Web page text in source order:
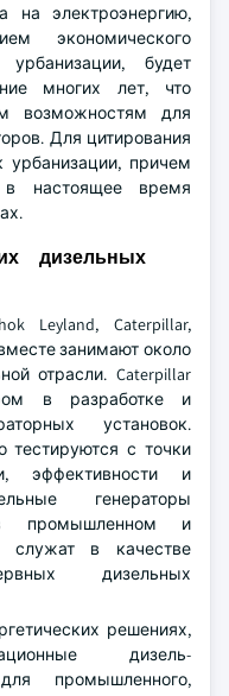
на электроэнергию,
экономического
будет
многих лет, что
возможностям для
Для цитирования
урбанизации, причем
настоящее время
дизельных
Leyland, Caterpillar,
вместе занимают около
отрасли. Caterpillar
в разработке и
установок.
тестируются с точки
эффективности и
генераторы
промышленном и
служат в качестве
дизельных
решениях,
дизель-
промышленного,